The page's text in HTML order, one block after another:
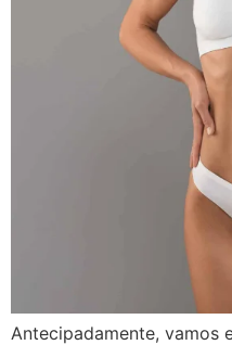
Antecipadamente, vamos